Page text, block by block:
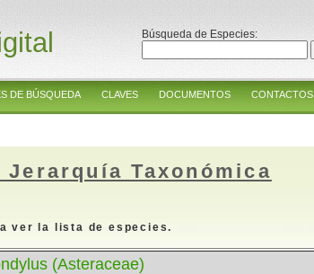
Búsqueda de Especies:
DE BÚSQUEDA CLAVES DOCUMENTOS CONTACTOS
Taxonómica
ver la lista de especies.
(Asteraceae)